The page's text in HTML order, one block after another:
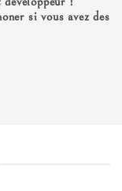
si vous avez des